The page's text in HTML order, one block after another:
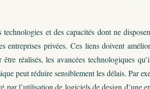
et des capacités dont ne
entreprises privées. Ces liens doivent
réalisés, les avancées technologiques
peut réduire sensiblement les délais. Par
par l’utilisation de logiciels de design d’une